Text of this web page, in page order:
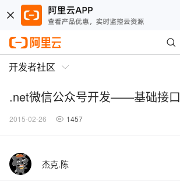
开发者社区
.net微信公众号开发——基础接口
2015-02-26 1457
杰克.陈